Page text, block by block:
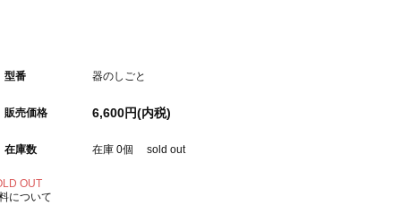
型番 器のしごと
販売価格 6,600円(内税)
在庫数 在庫 0個 sold out
OUT
について